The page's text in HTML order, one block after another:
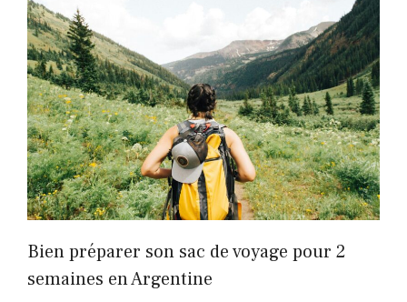
Bien préparer son sac de voyage pour 2
semaines en Argentine